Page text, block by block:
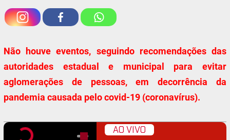
Não houve eventos, seguindo recomendações das
autoridades estadual e municipal para evitar
aglomerações de pessoas, em decorrência da
pandemia causada pelo covid-19 (coronavírus).
AO VIVO